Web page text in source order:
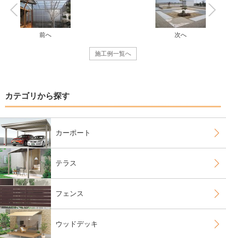
施工例一覧へ
前へ 次へ
カテゴリから探す
カーポート
テラス
フェンス
ウッドデッキ